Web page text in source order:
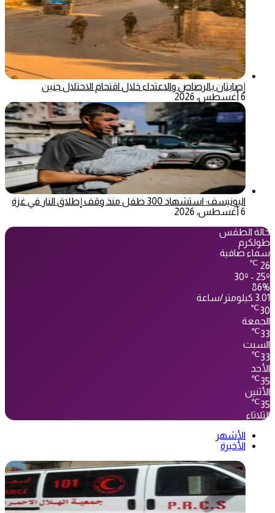
إصابتان بالرصاص والاعتداء خلال اقتحام الاحتلال جنين
6 أغسطس، 2026
اليونيسف: استشهاد 300 طفل منذ وقف إطلاق النار في غزة
6 أغسطس، 2026
حالة الطقس
طولكرم
سماء صافية
26
℃
30º - 25º
86%
3.01 كيلومتر/ساعة
30
℃
الجمعة
33
℃
السبت
33
℃
الأحد
35
℃
الأثنين
35
℃
الثلاثاء
الأشهر
الأخيرة